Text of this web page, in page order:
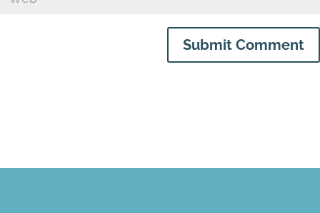
Submit Comment